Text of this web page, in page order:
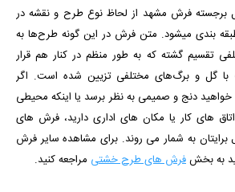
از لحاظ نوع طرح و نقشه در
بندی میشود. متن فرش در این گونه طرح‌ها به
تقسیم گشته که به طور منظم در کنار هم قرار
با گل و برگ‌های مختلفی تزیین شده است. اگر
دنج و صمیمی به نظر برسد یا اینکه محیطی
های کار یا مکان های اداری دارید، فرش های
به شمار می روند. برای مشاهده سایر فرش
به بخشفرش های طرح خشتی مراجعه کنید.